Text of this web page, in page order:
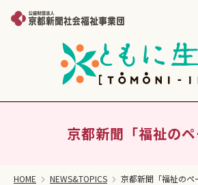
京都新聞「福祉のペ
HOME NEWS&TOPICS 京都新聞「福祉のペ